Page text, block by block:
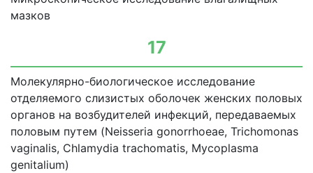
мазков
17
Молекулярно-биологическое исследование
отделяемого слизистых оболочек женских половых
органов на возбудителей инфекций, передаваемых
половым путем (Neisseria gonorrhoeae, Trichomonas
vaginalis, Chlamydia trachomatis, Mycoplasma
genitalium)